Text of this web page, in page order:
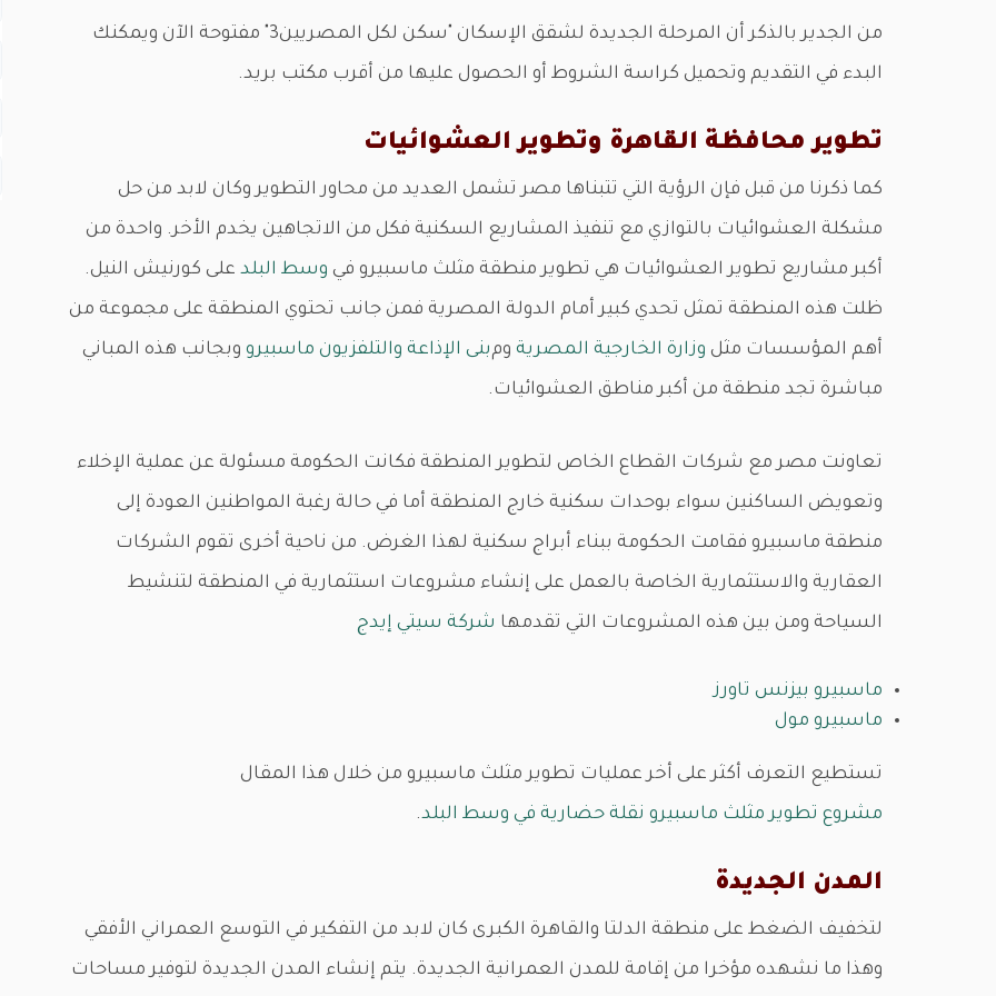
من الجدير بالذكر أن المرحلة الجديدة لشقق الإسكان "سكن لكل المصريين3" مفتوحة الآن ويمكنك
البدء في التقديم وتحميل كراسة الشروط أو الحصول عليها من أقرب مكتب بريد.
تطوير محافظة القاهرة وتطوير العشوائيات
كما ذكرنا من قبل فإن الرؤية التي تتبناها مصر تشمل العديد من محاور التطوير وكان لابد من حل
مشكلة العشوائيات بالتوازي مع تنفيذ المشاريع السكنية فكل من الاتجاهين يخدم الأخر. واحدة من
أكبر مشاريع تطوير العشوائيات هي تطوير منطقة مثلث ماسبيرو في وسط البلد على كورنيش النيل.
ظلت هذه المنطقة تمثل تحدي كبير أمام الدولة المصرية فمن جانب تحتوي المنطقة على مجموعة من
أهم المؤسسات مثل وزارة الخارجية المصرية ومبنى الإذاعة والتلفزيون ماسبيرو وبجانب هذه المباني
مباشرة تجد منطقة من أكبر مناطق العشوائيات.
تعاونت مصر مع شركات القطاع الخاص لتطوير المنطقة فكانت الحكومة مسئولة عن عملية الإخلاء
وتعويض الساكنين سواء بوحدات سكنية خارج المنطقة أما في حالة رغبة المواطنين العودة إلى
منطقة ماسبيرو فقامت الحكومة ببناء أبراج سكنية لهذا الغرض. من ناحية أخرى تقوم الشركات
العقارية والاستثمارية الخاصة بالعمل على إنشاء مشروعات استثمارية في المنطقة لتنشيط
السياحة ومن بين هذه المشروعات التي تقدمها شركة سيتي إيدج
ماسبيرو بيزنس تاورز
ماسبيرو مول
تستطيع التعرف أكثر على أخر عمليات تطوير مثلث ماسبيرو من خلال هذا المقال
مشروع تطوير مثلث ماسبيرو نقلة حضارية في وسط البلد.
المدن الجديدة
لتخفيف الضغط على منطقة الدلتا والقاهرة الكبرى كان لابد من التفكير في التوسع العمراني الأفقي
وهذا ما نشهده مؤخرا من إقامة للمدن العمرانية الجديدة. يتم إنشاء المدن الجديدة لتوفير مساحات